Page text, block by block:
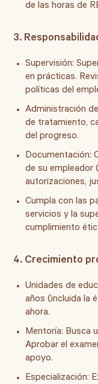
de las horas de
3.
Supervisión:
en prácticas.
políticas del
Administración
de tratamiento,
del progreso.
Documentación:
de su empleador
autorizaciones,
Cumpla con las
servicios y la
cumplimiento
4. Crecimiento
Unidades de
años (incluida la
ahora.
Mentoría: Busca
Aprobar el
apoyo.
Especialización: